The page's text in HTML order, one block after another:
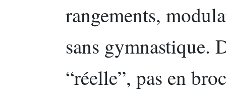
rangements,
sans gymnastique.
“réelle”, pas en